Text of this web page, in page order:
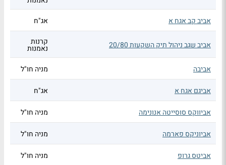
אביב קב אגח א
אג"ח
אביב שגב ניהול תיק השקעות 20/80 קרנות
נאמנות
אביבה
מניה חו"ל
אביגם אגח א אג"ח
אביווקס סוסייטה אנונימה מניה חו"ל
אביוניקס פארמה מניה חו"ל
אביטס גרופ מניה חו"ל